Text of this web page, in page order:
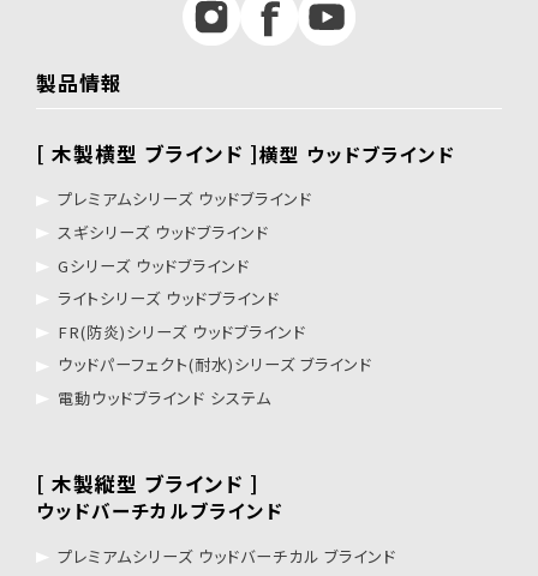
製品情報
[ 木製横型 ブラインド ]横型 ウッドブラインド
プレミアムシリーズ ウッドブラインド
スギシリーズ ウッドブラインド
Gシリーズ ウッドブラインド
ライトシリーズ ウッドブラインド
FR(防炎)シリーズ ウッドブラインド
ウッドパーフェクト(耐水)シリーズ ブラインド
電動ウッドブラインド システム
[ 木製縦型 ブラインド ]
ウッドバーチカルブラインド
プレミアムシリーズ ウッドバーチカル ブラインド